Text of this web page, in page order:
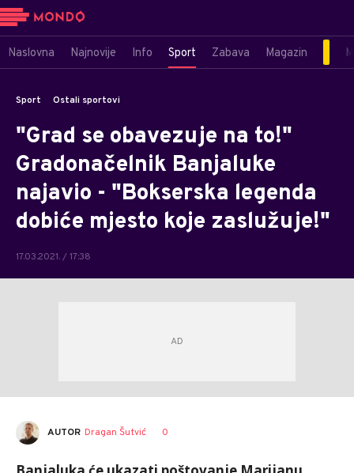
Naslovna Najnovije Info Sport Zabava Magazin
Sport Ostali sportovi
"Grad se obavezuje na to!"
Gradonačelnik Banjaluke
najavio - "Bokserska legenda
dobiće mjesto koje zaslužuje!"
17.03.2021. / 17:38
AUTOR Dragan Šutvić 0